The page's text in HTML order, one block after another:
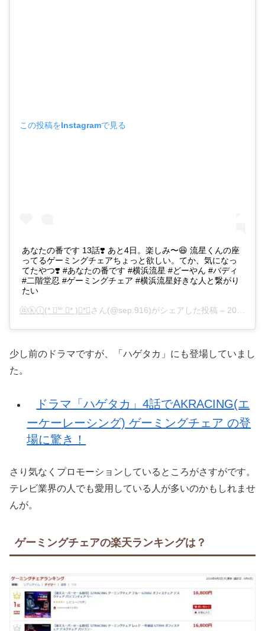
この投稿をInstagramで見る
あなたの番です 13話❣️ あと4日。楽しみ〜😆 流星くんの座
ってるゲーミングチェアちょっと欲しい。てか、気になっ
てたやつ❣️ #あなたの番です #横浜流星 #どーやん #バディ
#二階堂忍 #ゲーミングチェア #横浜流星好きな人と繋がり
たい
ⓐⓚⓘ(* ॑꒳ ॑* )⋆*❤︎さん(@sep.916)がシェアした投稿 – 2019年 7月月10日午前5時29分PDT
少し前のドラマですが、「ハゲタカ」にも登場していまし
た。
ドラマ「ハゲタカ」4話でAKRACING(エ
ーケーレーシング) ゲーミングチェア の登
場に驚き！
さり気なくプロモーションしているところがさすがです。
テレビ業界の人でも愛用している人が多いのかもしれませ
んが。
ゲーミングチェアの楽天ランキングは？